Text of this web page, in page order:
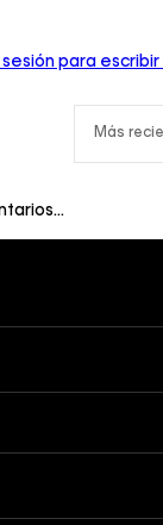
sesión para
Más